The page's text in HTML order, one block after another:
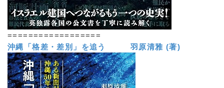
==================
沖縄「格差・差別」を追う 羽原清雅 (著)